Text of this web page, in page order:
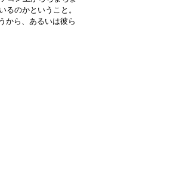
るのかということ。
から、あるいは彼ら